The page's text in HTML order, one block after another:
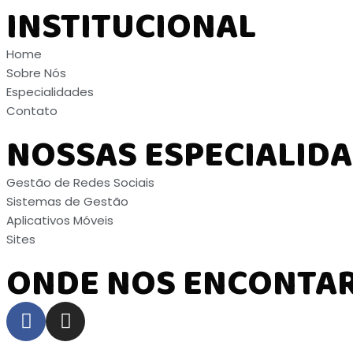
INSTITUCIONAL
Home
Sobre Nós
Especialidades
Contato
NOSSAS
Gestão de Redes Sociais
Sistemas de Gestão
Aplicativos Móveis
Sites
ONDE NOS